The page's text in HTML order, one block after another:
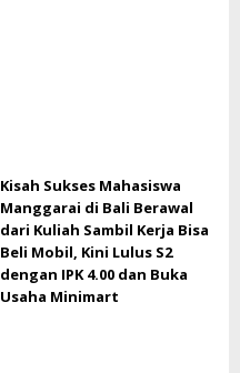
Kisah Sukses Mahasiswa
Manggarai di Bali Berawal
dari Kuliah Sambil Kerja Bisa
Beli Mobil, Kini Lulus S2
dengan IPK 4.00 dan Buka
Usaha Minimart